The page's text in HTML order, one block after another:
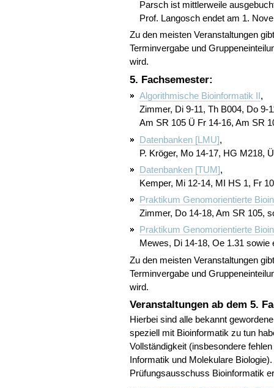
Parsch ist mittlerweile
Prof. Langosch endet am 1.
Zu den meisten Veranstaltungen
Terminvergabe und
wird.
5. Fachsemester:
Algorithmische Bioinformatik II,
Zimmer, Di 9-11, Th B004, Do 9-
Am SR 105 Ü Fr 14-16, Am SR
Datenbanken [LMU],
P. Kröger, Mo 14-17, HG M218,
Datenbanken [TUM],
Kemper, Mi 12-14, MI HS 1, Fr
Praktikum Genomorientierte
Zimmer, Do 14-18, Am SR 105,
Praktikum Genomorientierte
Mewes, Di 14-18, Oe 1.31
Zu den meisten Veranstaltungen
Terminvergabe und
wird.
Veranstaltungen ab dem 5.
Hierbei sind alle bekannt
speziell mit Bioinformatik zu tun
Vollständigkeit (insbesondere
Informatik und Molekulare
Prüfungsausschuss Bioinformatik